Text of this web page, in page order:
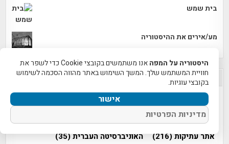
בית שמש
מע/אירים את ההיסטוריה
הנושאים החמים!
(30) אטרקציות בירושלים(111)
אלי אסקוזידו(99) אמיל אלג'ם(79) אסף פרץ(47)
אפי אליאן(268) ארכיאולוגיה(207) אשקלון(41)
אתר עתיקות(216) האוניברסיטה העברית(35)
היסטוריה על המפה
אנו משתמשים בקובצי Cookie כדי לשפר את
חוויית המשתמש שלך. המשך השימוש באתר מהווה הסכמה לשימוש
בקובצי עוגיות.
אישור
מדיניות הפרטיות